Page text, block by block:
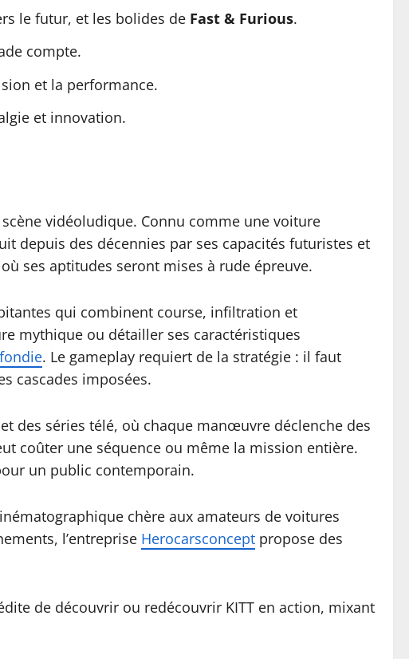
le futur, et les bolides de Fast & Furious.
compte.
et la performance.
et innovation.
vidéoludique. Connu comme une voiture
depuis des décennies par ses capacités futuristes et
ses aptitudes seront mises à rude épreuve.
qui combinent course, infiltration et
mythique ou détailler ses caractéristiques
. Le gameplay requiert de la stratégie : il faut
cascades imposées.
des séries télé, où chaque manœuvre déclenche des
coûter une séquence ou même la mission entière.
un public contemporain.
chère aux amateurs de voitures
l’entreprise Herocarsconcept propose des
de découvrir ou redécouvrir KITT en action, mixant